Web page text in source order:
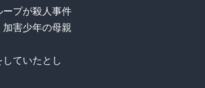
プが殺人事件
害少年の母親
ていたとし